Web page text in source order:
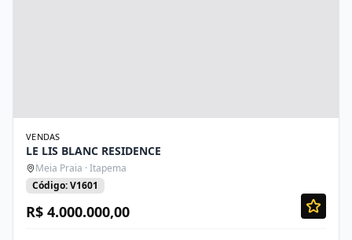
VENDAS
LE LIS BLANC RESIDENCE
Meia Praia · Itapema
Código: V1601
R$ 4.000.000,00